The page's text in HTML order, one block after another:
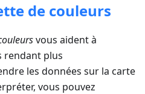
de couleurs
vous aident à
rendant plus
les données sur la carte
vous pouvez